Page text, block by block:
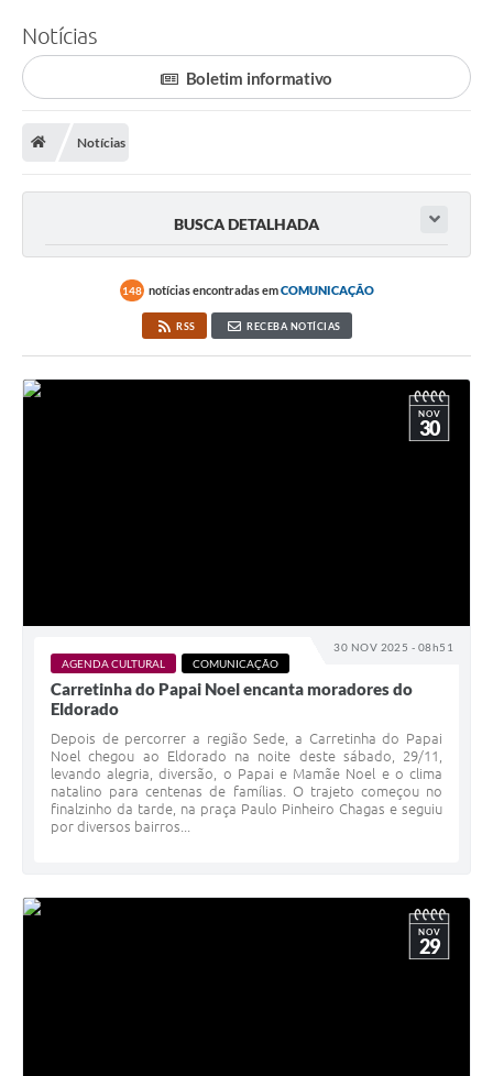
Notícias
Boletim informativo
Notícias
BUSCA DETALHADA
148 notícias encontradas emCOMUNICAÇÃO
RSS RECEBA NOTÍCIAS
30 NOV 2025 - 08h51
NOV
30
AGENDA CULTURAL COMUNICAÇÃO
Carretinha do Papai Noel encanta moradores do
Eldorado
Depois de percorrer a região Sede, a Carretinha do Papai
Noel chegou ao Eldorado na noite deste sábado, 29/11,
levando alegria, diversão, o Papai e Mamãe Noel e o clima
natalino para centenas de famílias. O trajeto começou no
finalzinho da tarde, na praça Paulo Pinheiro Chagas e seguiu
por diversos bairros...
NOV
29